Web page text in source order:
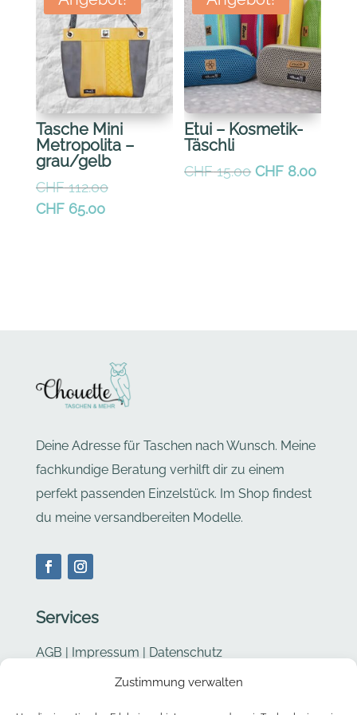
Zustimmung verwalten
Tasche Mini
Metropolita –
grau/gelb
CHF112.00Ursprünglicher
CHF65.00Aktueller
Etui – Kosmetik-
Täschli
CHF15.00 Ursprünglicher
CHF 8.00
Deine Adresse für Taschen nach Wunsch. Meine
fachkundige Beratung verhilft dir zu einem
perfekt passenden Einzelstück. Im Shop findest
du meine versandbereiten Modelle.
Services
AGB | Impressum | Datenschutz
Cookie Richtlinie